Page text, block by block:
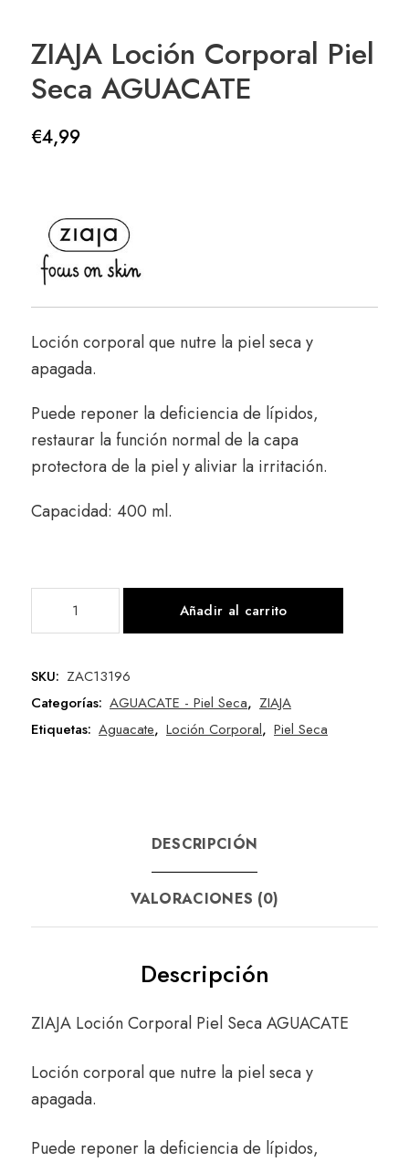
ZIAJA Loción Corporal Piel
Seca AGUACATE
€4,99
Loción corporal que nutre la piel seca y
apagada.
Puede reponer la deficiencia de lípidos,
restaurar la función normal de la capa
protectora de la piel y aliviar la irritación.
Capacidad: 400 ml.
Añadir al carrito
SKU: ZAC13196
Categorías: AGUACATE - Piel Seca, ZIAJA
Etiquetas: Aguacate, Loción Corporal, Piel Seca
DESCRIPCIÓN
VALORACIONES (0)
Descripción
ZIAJA Loción Corporal Piel Seca AGUACATE
Loción corporal que nutre la piel seca y
apagada.
Puede reponer la deficiencia de lípidos,